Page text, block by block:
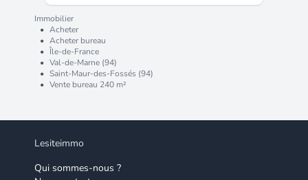
+ une cave de 18 m². Bureaux climatises
fenetres double vitrage fibre prix de vente fai
: 710 000 € nght immo - 01 48 93 81 23 -
plus d'informations sur (réf. 940045422).
Immobilier
• Acheter
• Acheter bureau
• Île-de-France
• Val-de-Marne (94)
• Saint-Maur-des-Fossés (94)
• Vente bureau 240 m²
Lesiteimmo
Qui sommes-nous ?